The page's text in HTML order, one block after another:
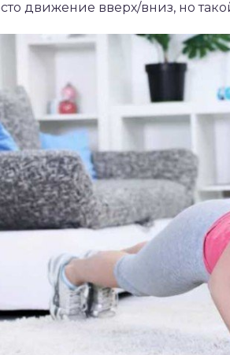
движение вверх/вниз, но